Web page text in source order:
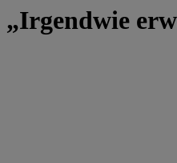
„Irgendwie